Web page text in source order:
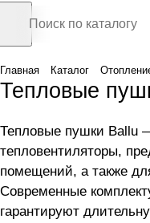
Главная Каталог
Тепловые
Тепловые пушки Ballu
тепловентиляторы,
помещений, а также
Современные
гарантируют